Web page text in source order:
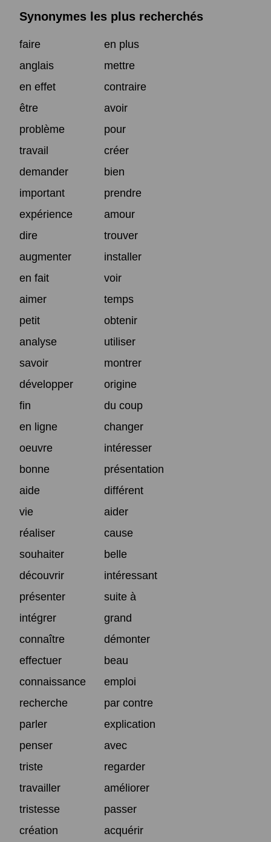
Synonymes les plus recherchés
faire
en plus
anglais
mettre
en effet
contraire
être
avoir
problème
pour
travail
créer
demander
bien
important
prendre
expérience
amour
dire
trouver
augmenter
installer
en fait
voir
aimer
temps
petit
obtenir
analyse
utiliser
savoir
montrer
développer
origine
fin
du coup
en ligne
changer
oeuvre
intéresser
bonne
présentation
aide
différent
vie
aider
réaliser
cause
souhaiter
belle
découvrir
intéressant
présenter
suite à
intégrer
grand
connaître
démonter
effectuer
beau
connaissance
emploi
recherche
par contre
parler
explication
penser
avec
triste
regarder
travailler
améliorer
tristesse
passer
création
acquérir